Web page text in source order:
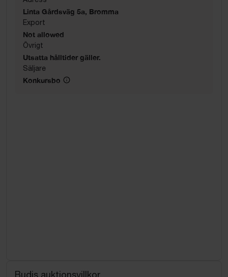
Linta Gårdsväg 5a, Bromma
Export
Not allowed
Övrigt
Utsatta hålltider gäller.
Säljare
Konkursbo